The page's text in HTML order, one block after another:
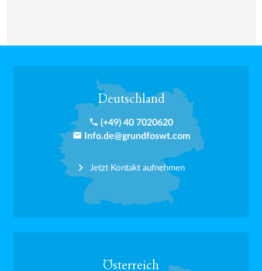
Deutschland
phone (+49) 40 7020620
email
Info.de@grundfoswt.com
Jetzt Kontakt aufnehmen
Österreich